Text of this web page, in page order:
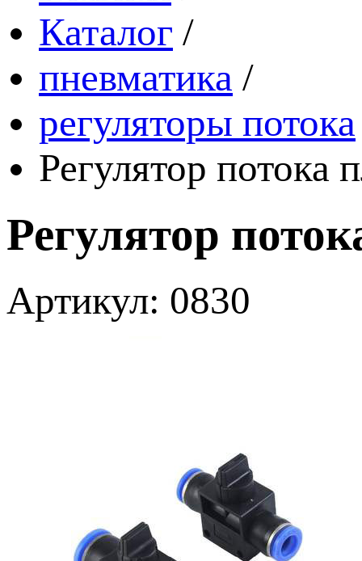
Каталог /
пневматика /
регуляторы потока
Регулятор потока
Регулятор
Артикул: 0830